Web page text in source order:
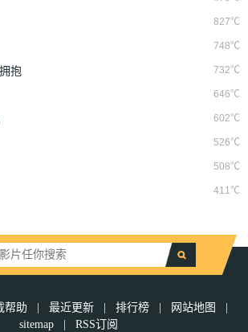
827℃
748℃
732℃
抱
646℃
602℃
526℃
508℃
411℃
帮助 最近更新 排行榜 网站地图
sitemap
RSS订阅